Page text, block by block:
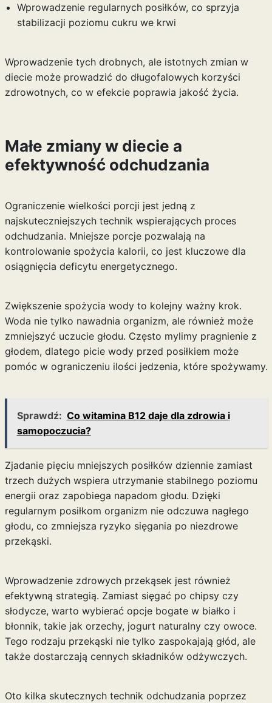
Wprowadzenie regularnych posiłków, co sprzyja
stabilizacji poziomu cukru we krwi
Wprowadzenie tych drobnych, ale istotnych zmian w
diecie może prowadzić do długofalowych korzyści
zdrowotnych, co w efekcie poprawia jakość życia.
Małe zmiany w diecie a
efektywność odchudzania
Ograniczenie wielkości porcji jest jedną z
najskuteczniejszych technik wspierających proces
odchudzania. Mniejsze porcje pozwalają na
kontrolowanie spożycia kalorii, co jest kluczowe dla
osiągnięcia deficytu energetycznego.
Zwiększenie spożycia wody to kolejny ważny krok.
Woda nie tylko nawadnia organizm, ale również może
zmniejszyć uczucie głodu. Często mylimy pragnienie z
głodem, dlatego picie wody przed posiłkiem może
pomóc w ograniczeniu ilości jedzenia, które spożywamy.
Sprawdź: Co witamina B12 daje dla zdrowia i
samopoczucia?
Zjadanie pięciu mniejszych posiłków dziennie zamiast
trzech dużych wspiera utrzymanie stabilnego poziomu
energii oraz zapobiega napadom głodu. Dzięki
regularnym posiłkom organizm nie odczuwa nagłego
głodu, co zmniejsza ryzyko sięgania po niezdrowe
przekąski.
Wprowadzenie zdrowych przekąsek jest również
efektywną strategią. Zamiast sięgać po chipsy czy
słodycze, warto wybierać opcje bogate w białko i
błonnik, takie jak orzechy, jogurt naturalny czy owoce.
Tego rodzaju przekąski nie tylko zaspokajają głód, ale
także dostarczają cennych składników odżywczych.
Oto kilka skutecznych technik odchudzania poprzez